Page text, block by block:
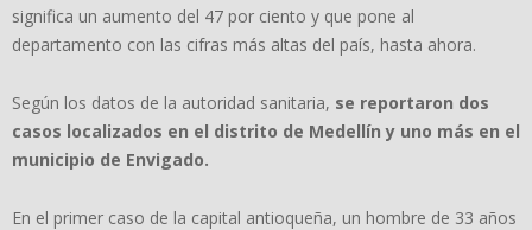
significa un aumento del 47 por ciento y que pone al
departamento con las cifras más altas del país, hasta ahora.
Según los datos de la autoridad sanitaria, se reportaron dos
casos localizados en el distrito de Medellín y uno más en el
municipio de Envigado.
En el primer caso de la capital antioqueña, un hombre de 33 años